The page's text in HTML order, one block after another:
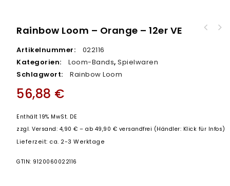
Rainbow Loom – Orange – 12er VE
Artikelnummer:
022116
Kategorien:
Loom-Bands,Spielwaren
Schlagwort:
Rainbow Loom
56,88 €
Enthält 19% MwSt. DE
zzgl.Versand: 4,90 € – ab 49,90 € versandfrei (Händler: Klick für Infos)
Lieferzeit: ca. 2-3 Werktage
GTIN: 9120060022116